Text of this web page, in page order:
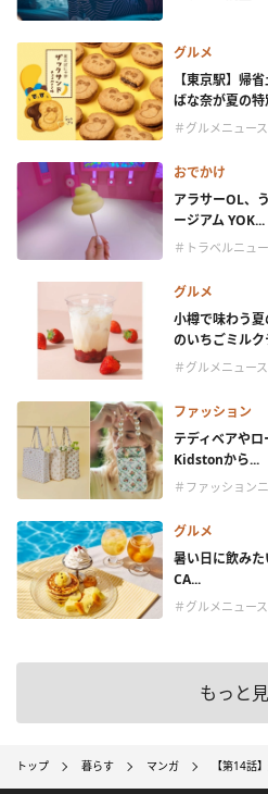
グルメ
【東京駅】帰
ばな奈が夏の特
＃グルメニュース
おでかけ
アラサーOL、
ージアム YOK...
＃トラベルニュ
グルメ
小樽で味わう
のいちごミルク
＃グルメニュース
ファッション
テディベアや
Kidstonから...
＃ファッション
グルメ
暑い日に飲みた
CA...
＃グルメニュース
もっと
トップ 暮らす マンガ 【第14話